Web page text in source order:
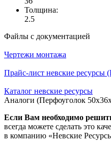
Толщина:
2.5
Файлы с документацией
Чертежи монтажа
Прайс-лист невские ресурсы
Каталог невские ресурсы
Аналоги (Перфоуголок
Если Вам необходимо
всегда можете сделать это
в компанию «Невские